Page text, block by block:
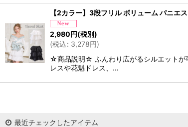
【2カラー】3段フリル ボリューム パニエ
2,980円(税別)
(税込: 3,278円)
☆商品説明☆ ふんわり広がるシルエットが
レスや花魁ドレス、…
最近チェックしたアイテム